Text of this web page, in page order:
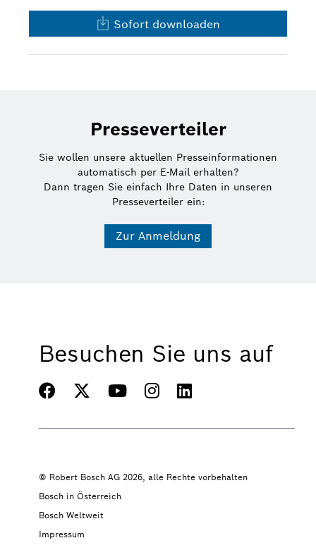
Sofort downloaden
Presseverteiler
Sie wollen unsere aktuellen Presseinformationen
automatisch per E-Mail erhalten?
Dann tragen Sie einfach Ihre Daten in unseren
Presseverteiler ein:
Zur Anmeldung
Besuchen Sie uns auf
© Robert Bosch AG 2026, alle Rechte vorbehalten
Bosch in Österreich
Bosch Weltweit
Impressum